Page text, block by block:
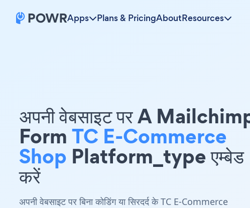
Apps Plans & PricingAboutResources
अपनी वेबसाइट पर A
FormTC E-Commerce
Shop Platform_type एम्बेड
करें
अपनी वेबसाइट पर बिना कोडिंग या सिरदर्द के TC E-Commerce